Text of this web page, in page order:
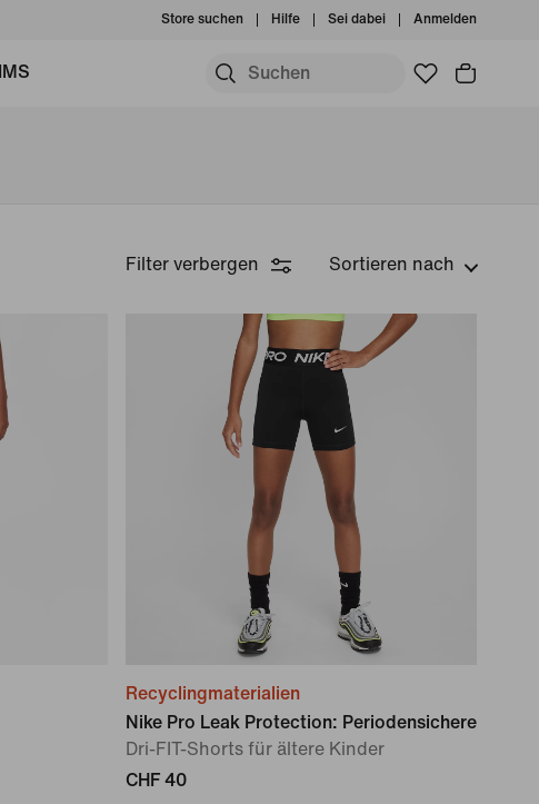
Store suchen Hilfe Sei dabei Anmelden
Filter verbergen Sortieren nach
Recyclingmaterialien
Nike Pro Leak Protection: Periodensichere
Dri-FIT-Shorts für ältere Kinder
CHF 40